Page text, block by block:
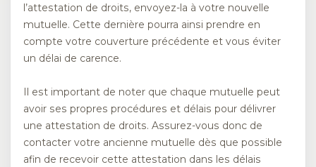
l’attestation de droits, envoyez-la à votre nouvelle
mutuelle. Cette dernière pourra ainsi prendre en
compte votre couverture précédente et vous éviter
un délai de carence.
Il est important de noter que chaque mutuelle peut
avoir ses propres procédures et délais pour délivrer
une attestation de droits. Assurez-vous donc de
contacter votre ancienne mutuelle dès que possible
afin de recevoir cette attestation dans les délais